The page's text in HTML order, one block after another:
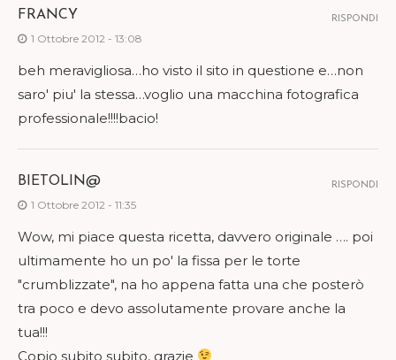
FRANCY
1 Ottobre 2012 - 13:08
beh meravigliosa…ho visto il sito in questione e…non
saro' piu' la stessa…voglio una macchina fotografica
professionale!!!!bacio!
RISPONDI
BIETOLIN@
1 Ottobre 2012 - 11:35
Wow, mi piace questa ricetta, davvero originale …. poi
ultimamente ho un po' la fissa per le torte
"crumblizzate", na ho appena fatta una che posterò
tra poco e devo assolutamente provare anche la
tua!!!
Copio subito subito, grazie
RISPONDI